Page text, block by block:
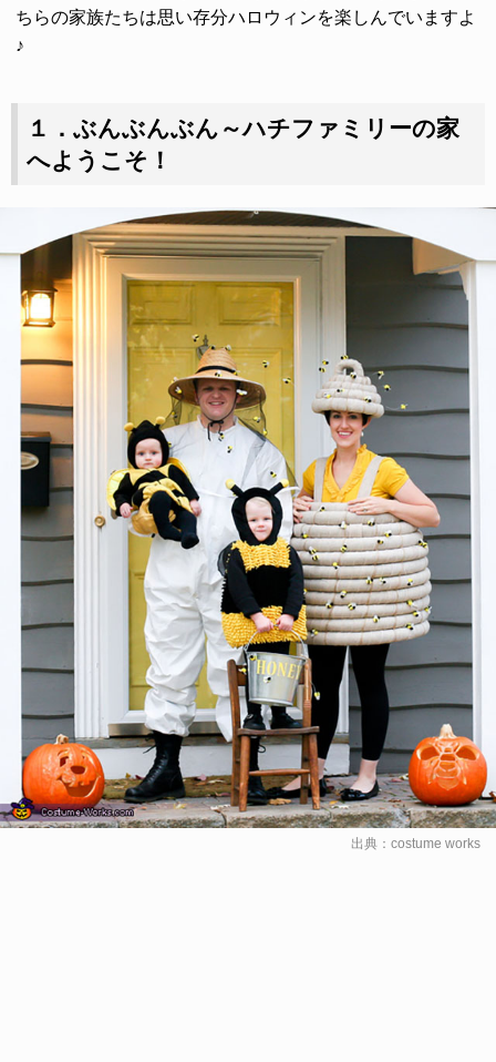
ちらの家族たちは思い存分ハロウィンを楽しんでいますよ
♪
１．ぶんぶんぶん～ハチファミリーの家
へようこそ！
出典： costume works